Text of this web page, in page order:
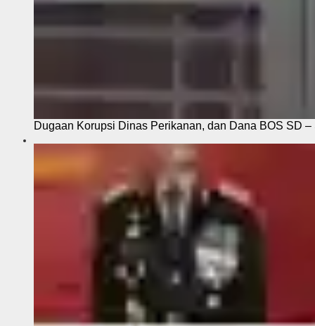
Dugaan Korupsi Dinas Perikanan, dan Dana BOS SD